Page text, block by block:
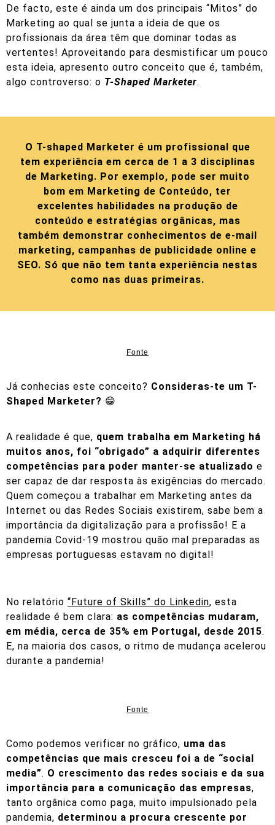
De facto, este é ainda um dos principais “Mitos” do
Marketing ao qual se junta a ideia de que os
profissionais da área têm que dominar todas as
vertentes! Aproveitando para desmistificar um pouco
esta ideia, apresento outro conceito que é, também,
algo controverso: o T-Shaped Marketer.
O T-shaped Marketer é um profissional que
tem experiência em cerca de 1 a 3 disciplinas
de Marketing. Por exemplo, pode ser muito
bom em Marketing de Conteúdo, ter
excelentes habilidades na produção de
conteúdo e estratégias orgânicas, mas
também demonstrar conhecimentos de e-mail
marketing, campanhas de publicidade online e
SEO. Só que não tem tanta experiência nestas
como nas duas primeiras.
Fonte
Já conhecias este conceito? Consideras-te um T-
Shaped Marketer? 😁
A realidade é que, quem trabalha em Marketing há
muitos anos, foi “obrigado” a adquirir diferentes
competências para poder manter-se atualizado e
ser capaz de dar resposta às exigências do mercado.
Quem começou a trabalhar em Marketing antes da
Internet ou das Redes Sociais existirem, sabe bem a
importância da digitalização para a profissão! E a
pandemia Covid-19 mostrou quão mal preparadas as
empresas portuguesas estavam no digital!
No relatório “Future of Skills” do Linkedin, esta
realidade é bem clara: as competências mudaram,
em média, cerca de 35% em Portugal, desde 2015.
E, na maioria dos casos, o ritmo de mudança acelerou
durante a pandemia!
Fonte
Como podemos verificar no gráfico, uma das
competências que mais cresceu foi a de “social
media”. O crescimento das redes sociais e da sua
importância para a comunicação das empresas,
tanto orgânica como paga, muito impulsionado pela
pandemia, determinou a procura crescente por